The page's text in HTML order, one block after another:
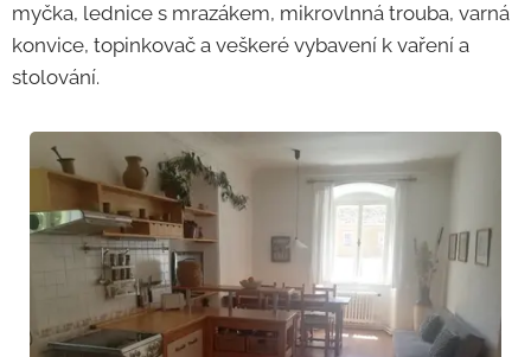
myčka, lednice s mrazákem, mikrovlnná trouba, varná
konvice, topinkovač a veškeré vybavení k vaření a
stolování.